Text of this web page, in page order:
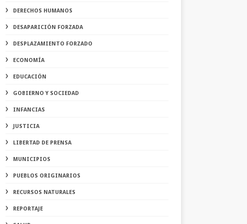
DERECHOS HUMANOS
DESAPARICIÓN FORZADA
DESPLAZAMIENTO FORZADO
ECONOMÍA
EDUCACIÓN
GOBIERNO Y SOCIEDAD
INFANCIAS
JUSTICIA
LIBERTAD DE PRENSA
MUNICIPIOS
PUEBLOS ORIGINARIOS
RECURSOS NATURALES
REPORTAJE